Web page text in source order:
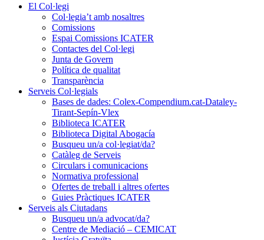
El Col·legi
Col·legia’t amb nosaltres
Comissions
Espai Comissions ICATER
Contactes del Col·legi
Junta de Govern
Política de qualitat
Transparència
Serveis Col·legials
Bases de dades: Colex-Compendium.cat-Dataley-
Tirant-Sepín-Vlex
Biblioteca ICATER
Biblioteca Digital Abogacía
Busqueu un/a col·legiat/da?
Catàleg de Serveis
Circulars i comunicacions
Normativa professional
Ofertes de treball i altres ofertes
Guies Pràctiques ICATER
Serveis als Ciutadans
Busqueu un/a advocat/da?
Centre de Mediació – CEMICAT